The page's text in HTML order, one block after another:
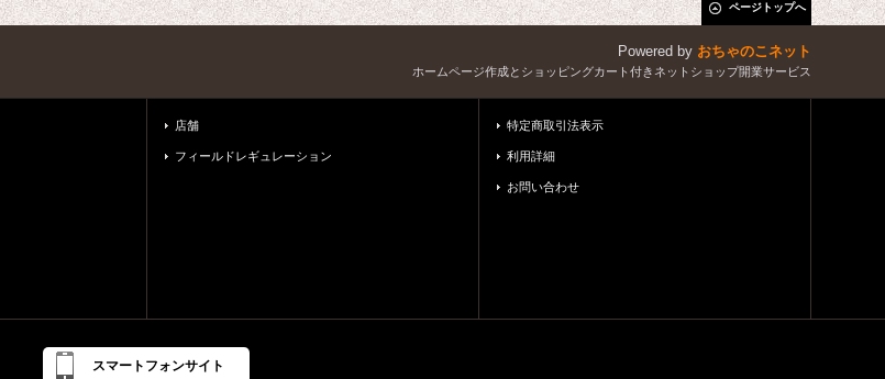
ページトップへ
Powered by おちゃのこネット
ホームページ作成とショッピングカート付きネットショップ開業サービス
店舗
フィールドレギュレーション
特定商取引法表示
利用詳細
お問い合わせ
スマートフォンサイト